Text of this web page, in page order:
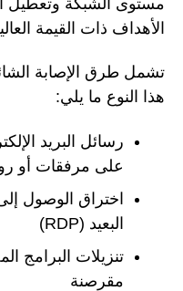
الأهداف ذات القيمة
تشمل طرق الإصابة
هذا النوع ما يلي:
رسائل البريد
على مرفقات أو
اختراق الوصول
البعيد (RDP)
تنزيلات البرامج
مقرصنة